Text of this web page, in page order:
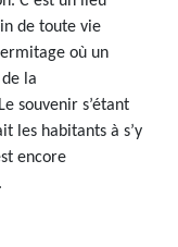
de toute vie
où un
la
souvenir s’étant
les habitants à s’y
encore